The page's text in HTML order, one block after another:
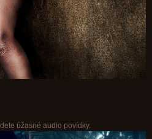
úžasné audio povídky.